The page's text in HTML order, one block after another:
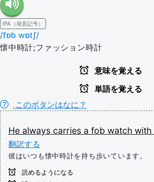
IPA（発音記号）
/fɒb wɒtʃ/
懐中時計;ファッション時計
意味を覚える
単語を覚える
このボタンはなに？
He always carries a fob watch with
翻訳する
彼はいつも懐中時計を持ち歩いています。
読めるようになる